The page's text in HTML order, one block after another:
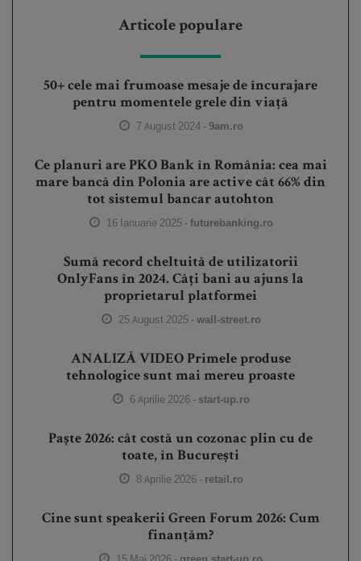
Articole populare
50+ cele mai frumoase mesaje de încurajare
pentru momentele grele din viață
7 August 2024 -9am.ro
Ce planuri are PKO Bank în România: cea mai
mare bancă din Polonia are active cât 66% din
tot sistemul bancar autohton
16 Ianuarie 2025 -futurebanking.ro
Sumă record cheltuită de utilizatorii
OnlyFans în 2024. Câți bani au ajuns la
proprietarul platformei
25 August 2025 -wall-street.ro
ANALIZĂ VIDEO Primele produse
tehnologice sunt mai mereu proaste
6 Aprilie 2026 - start-up.ro
Paște 2026: cât costă un cozonac plin cu de
toate, în București
8 Aprilie 2026 - retail.ro
Cine sunt speakerii Green Forum 2026: Cum
finanțăm?